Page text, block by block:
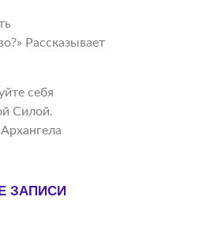
Рассказывает
себя
Силой.
ЗАПИСИ